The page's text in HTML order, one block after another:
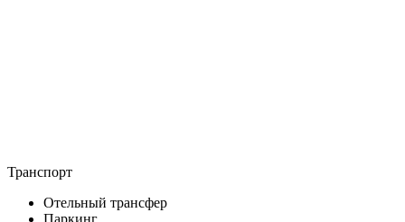
Транспорт
Отельный трансфер
Паркинг